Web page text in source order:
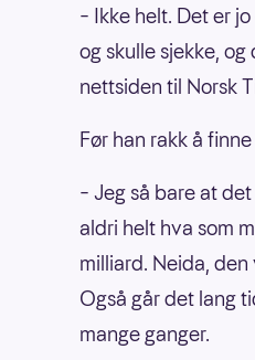
– Ikke helt. Det er
og skulle sjekke,
nettsiden til Norsk
Før han rakk å
– Jeg så bare at
aldri helt hva som
milliard. Neida,
Også går det lang
mange ganger.